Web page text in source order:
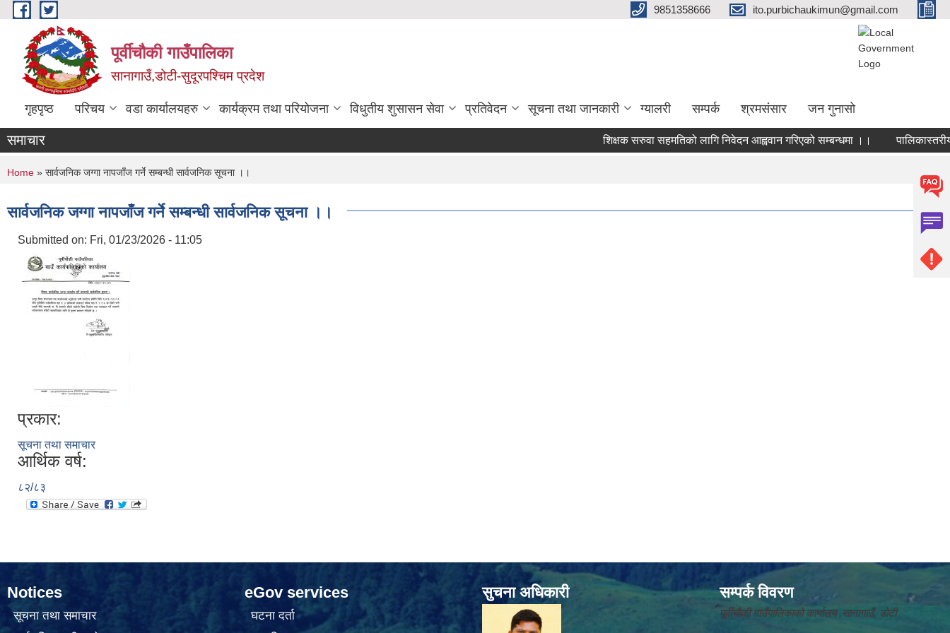
Skip to main content 9851358666 ito.purbichaukimun@gmail.com
पूर्वीचौकी गाउँपालिका
सानागाउँ,डोटी-सुदूरपश्चिम प्रदेश
गृहपृष्ठ परिचय वडा कार्यालयहरु कार्यक्रम तथा परियोजना विधुतीय शुसासन सेवा प्रतिवेदन सूचना तथा जानकारी ग्यालरी सम्पर्क श्रमसंसार जन गुनासो
समाचार शिक्षक सरुवा सहमतिको लागि निवेदन आह्ववान गरिएको सम्बन्धमा ।।
You are here
Home » सार्वजनिक जग्गा नापजाँज गर्ने सम्बन्धी सार्वजनिक सूचना ।।
सार्वजनिक जग्गा नापजाँज गर्ने सम्बन्धी सार्वजनिक सूचना ।।
Submitted on: Fri, 01/23/2026 - 11:05
प्रकार:
सूचना तथा समाचार
आर्थिक वर्ष:
८२/८३
Notices
सूचना तथा समाचार
eGov services
घटना दर्ता
सुचना अधिकारी सम्पर्क विवरण
पूर्वीचौकी गाउँपालिकाको कार्यालय ,सानागाउँ, डोटी